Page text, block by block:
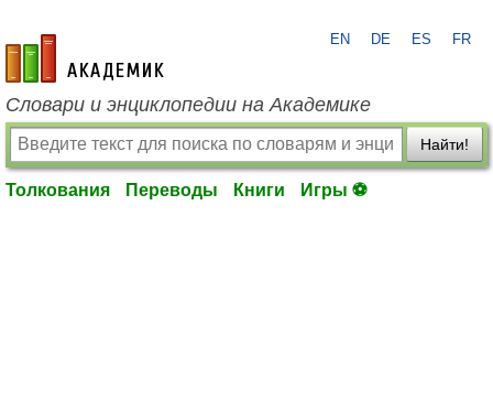
academic.ru
EN DE ES FR
Словари и энциклопедии на Академике
Найти!
Толкования Переводы Книги Игры ⚽